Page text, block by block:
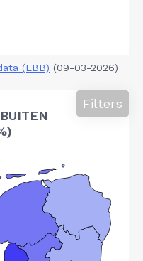
(EBB) (09-03-2026)
Filters